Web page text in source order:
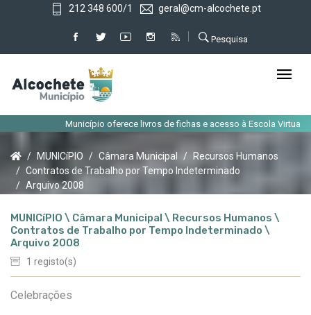
212 348 600/1 geral@cm-alcochete.pt
Pesquisa
Município oferece livros de fichas e acesso à Escola Virtual aos
MUNICíPIO Câmara Municipal
Recursos Humanos
Contratos de Trabalho por Tempo Indeterminado
Arquivo 2008
MUNICíPIO \ Câmara Municipal \ Recursos Humanos \
Contratos de Trabalho por Tempo Indeterminado \
Arquivo 2008
1 registo(s)
Celebrações